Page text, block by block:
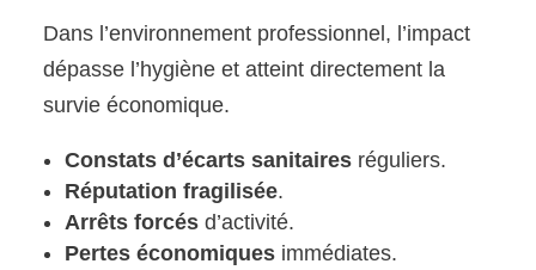
Dans l’environnement professionnel, l’impact
dépasse l’hygiène et atteint directement la
survie économique.
Constats d’écarts sanitaires réguliers.
Réputation fragilisée.
Arrêts forcés d’activité.
Pertes économiques immédiates.